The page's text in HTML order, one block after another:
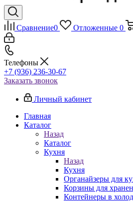
Сравнение0 Отложенные 0
Телефоны
+7 (936) 236-30-67
Заказать звонок
Личный кабинет
Главная
Каталог
Назад
Каталог
Кухня
Назад
Кухня
Органайзеры для
Корзины для
Контейнеры в